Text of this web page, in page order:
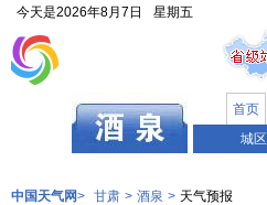
今天是2026年8月7日
星期五
首页
城区
中国天气网> 甘肃 > 酒泉 > 天气预报